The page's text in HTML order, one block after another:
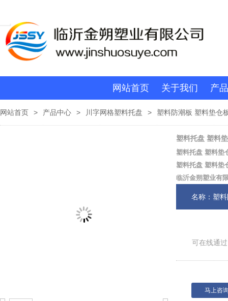
网站首页 关于我们 产
网站首页 > 产品中心 > 川字网格塑料托盘 > 塑料防潮板 塑料垫仓
塑料托盘 塑料
塑料托盘 塑料垫
塑料托盘 塑料垫
临沂金朔塑业有
名称：塑
可在线通
马上咨